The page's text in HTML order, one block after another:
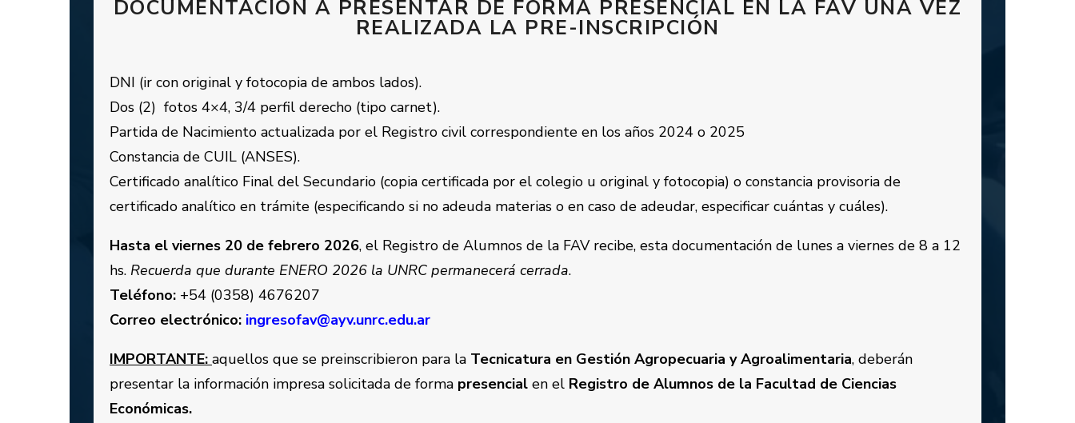
DOCUMENTACIÓN A PRESENTAR DE FORMA PRESENCIAL EN LA FAV UNA VEZ
REALIZADA LA PRE-INSCRIPCIÓN
DNI (ir con original y fotocopia de ambos lados).
Dos (2) fotos 4×4, 3/4 perfil derecho (tipo carnet).
Partida de Nacimiento actualizada por el Registro civil correspondiente en los años 2024 o 2025
Constancia de CUIL (ANSES).
Certificado analítico Final del Secundario (copia certificada por el colegio u original y fotocopia) o constancia provisoria de
certificado analítico en trámite (especificando si no adeuda materias o en caso de adeudar, especificar cuántas y cuáles).
Hasta el viernes 20 de febrero 2026, el Registro de Alumnos de la FAV recibe, esta documentación de lunes a viernes de 8 a 12
hs. Recuerda que durante ENERO 2026 la UNRC permanecerá cerrada.
Teléfono: +54 (0358) 4676207
Correo electrónico: ingresofav@ayv.unrc.edu.ar
IMPORTANTE: aquellos que se preinscribieron para la Tecnicatura en Gestión Agropecuaria y Agroalimentaria, deberán
presentar la información impresa solicitada de forma presencial en el Registro de Alumnos de la Facultad de Ciencias
Económicas.